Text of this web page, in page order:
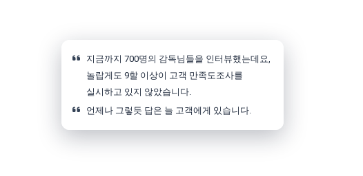
지금까지 700명의 감독님들을 인터뷰했는데요,
놀랍게도 9할 이상이 고객 만족도조사를
실시하고 있지 않았습니다.
언제나 그렇듯 답은 늘 고객에게 있습니다.